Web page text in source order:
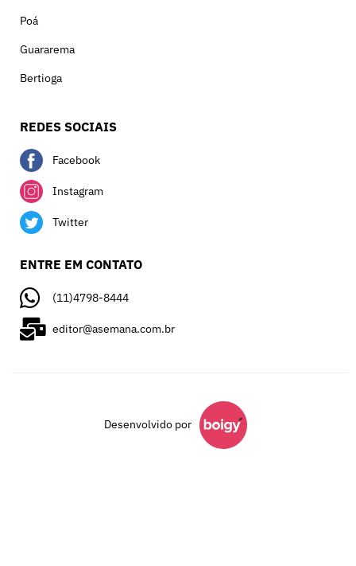
Poá
Guararema
Bertioga
REDES SOCIAIS
Facebook
Instagram
Twitter
ENTRE EM CONTATO
(11)4798-8444
editor@asemana.com.br
Desenvolvido por